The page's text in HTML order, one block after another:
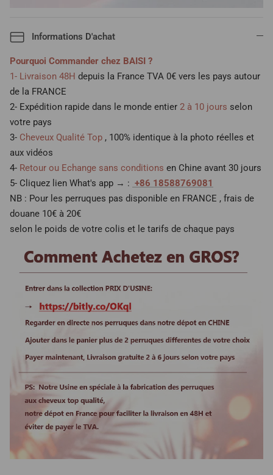
Informations D'achat
Pourquoi Commander chez BAISI ?
1- Livraison 48H depuis la France TVA 0€ vers les pays autour
de la FRANCE
2- Expédition rapide dans le monde entier 2 à 10 jours selon
votre pays
3- Cheveux Qualité Top , 100% identique à la photo réelles et
aux vidéos
4- Retour ou Echange sans conditions en Chine avant 30 jours
5- Cliquez lien What's app → : +86 18588769081
NB : Pour les perruques pas disponible en FRANCE , frais de
douane 10€ à 20€
selon le poids de votre colis et le tarifs de chaque pays